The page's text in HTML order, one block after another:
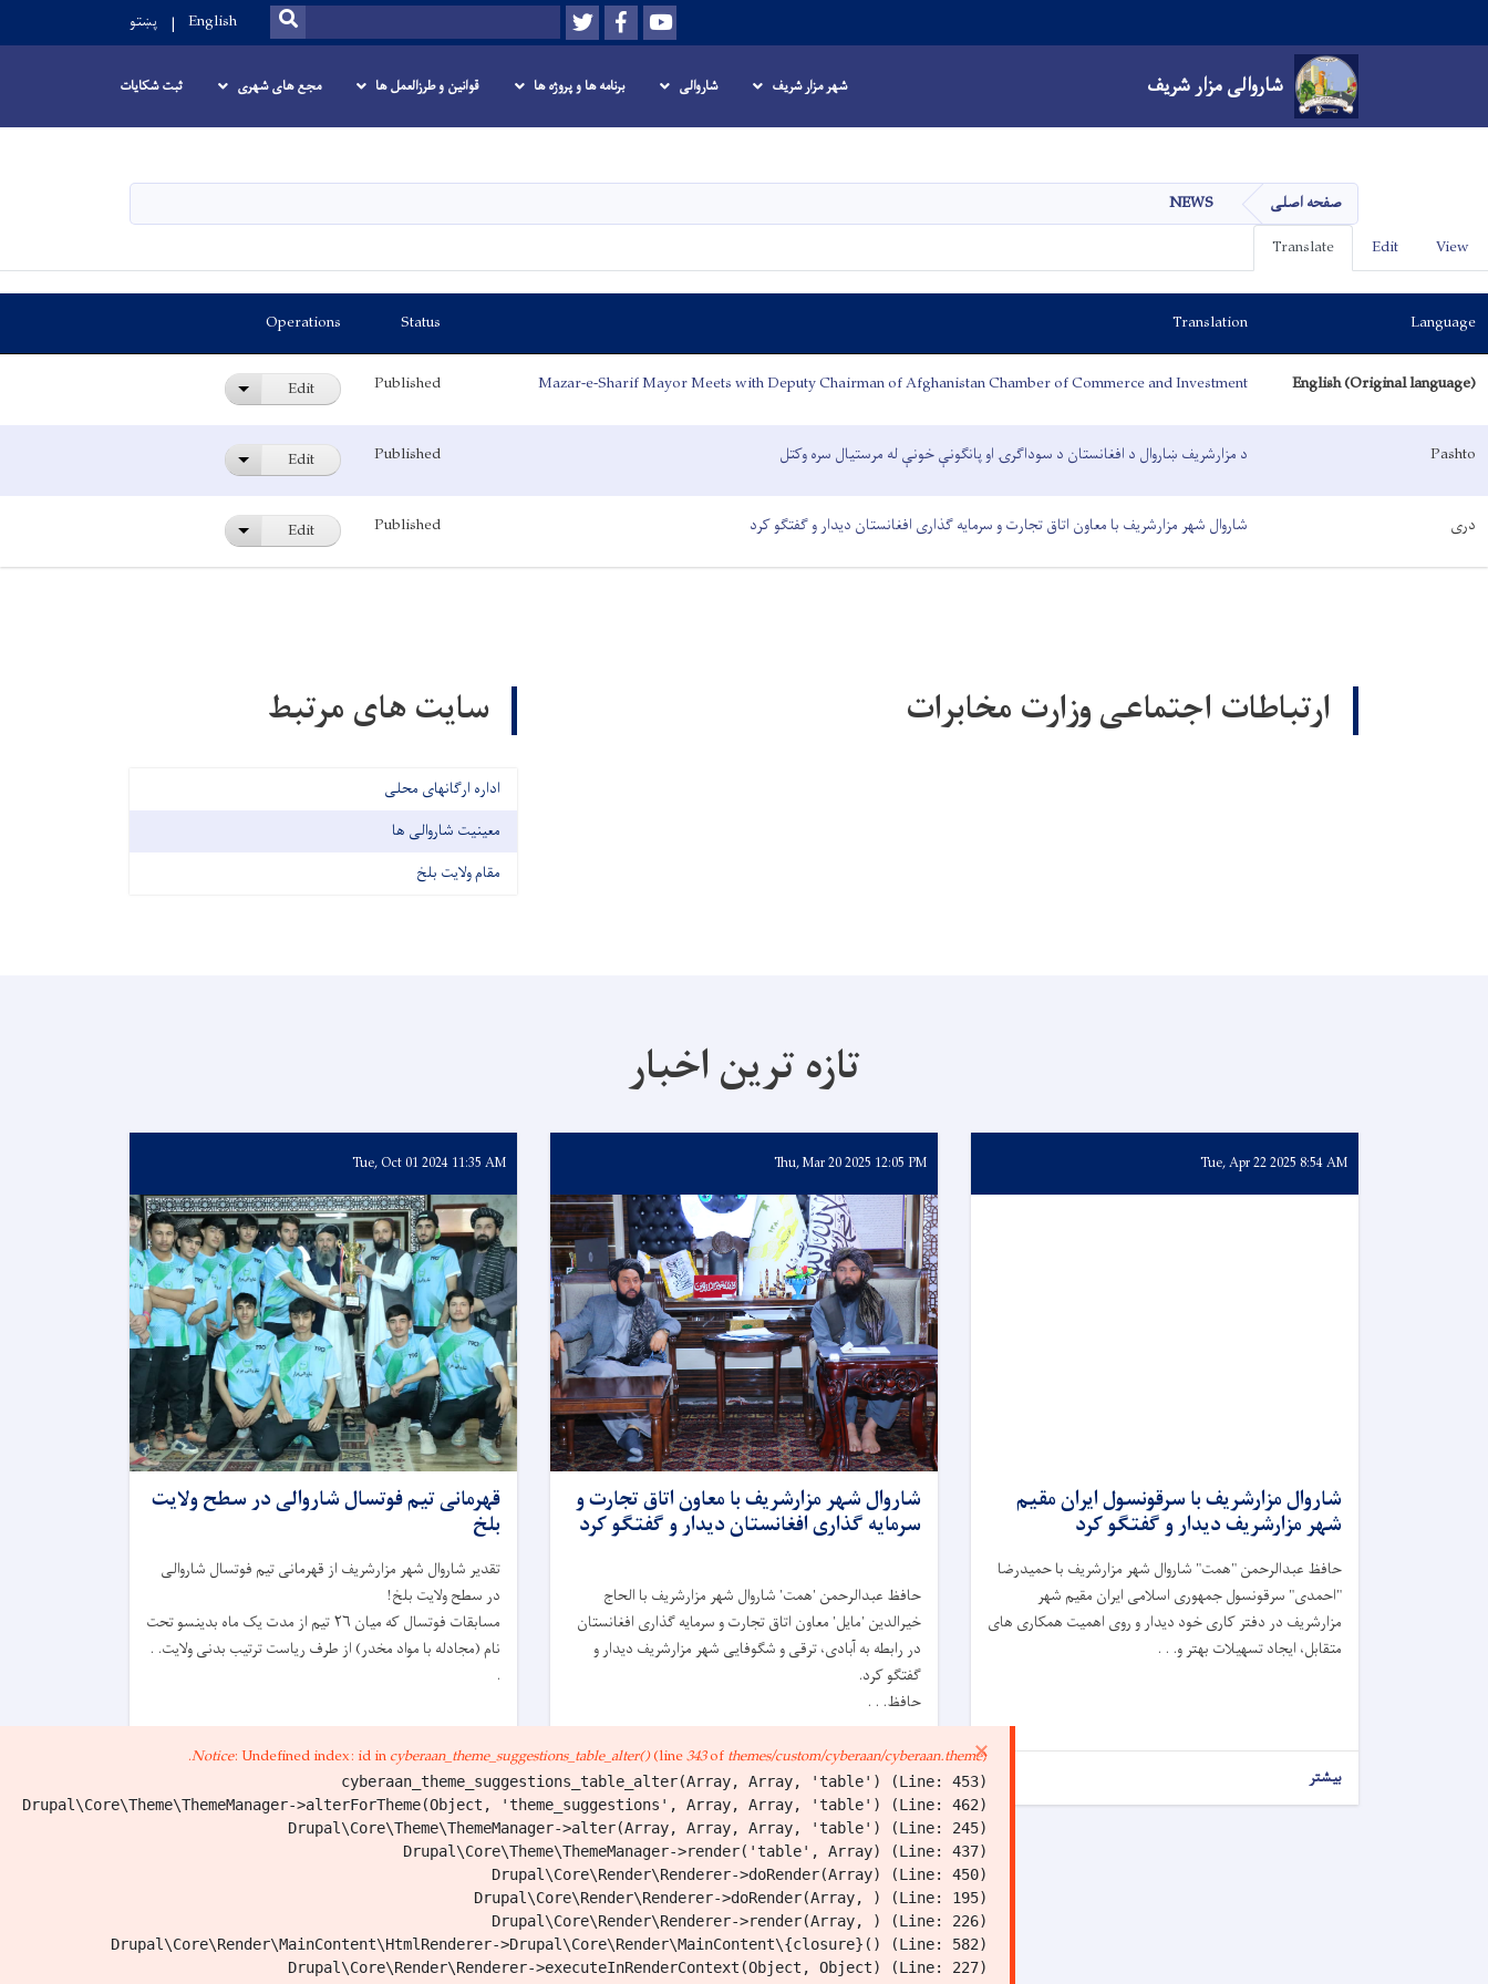
content
شاروالی مزار شریف
Youtube
Facebook
Twitter
Search
SEARCH
English پښتو
Main navigation
شاروالی مزار شریف شهر مزار شریف شاروالی برنامه ها و پروژه ها قوانین و طرزالعمل ها مجع های شهری ثبت شکایات
صفحه اصلی NEWS
×
Error
message
Notice: Undefined index: id incyberaan_theme_suggestions_table_alter()(line343ofthemes/custom/cyberaan/cyberaan.theme).
Primary
tabs
View
Edit
Translate
Language
Translation
Status
Operations
English (Original language)
Mazar-e-Sharif Mayor Meets with Deputy Chairman of Afghanistan Chamber of Commerce and Investment
Published
Edit
List additional actions
Pashto د مزارشریف ښاروال د افغانستان د سوداګرۍ او پانګونې خونې له مرستیال سره وکتل Published
Edit
List additional actions
دری شاروال شهر مزارشريف‌ با معاون اتاق تجارت و سرمایه گذاری افغانستان دیدار و گفتگو کرد Published
Edit
List additional actions
ارتباطات اجتماعی وزارت مخابرات سایت های مرتبط
اداره ارگانهای محلی
معینیت شاروالی ها
مقام ولایت بلخ
تازه ترین اخبار
Tue, Apr 22 2025 8:54 AM
شاروال مزارشريف با سرقونسول ایران مقیم
شهر مزارشريف دیدار و گفتگو کرد
حافظ عبدالرحمن "همت" شاروال شهر مزارشريف با حمیدرضا
"احمدی" سرقونسول جمهوری اسلامی ایران مقیم شهر
مزارشريف در دفتر کاری خود دیدار و روی اهمیت همکاری های
متقابل، ایجاد تسهیلات بهتر و. . .
بیشتر
Thu, Mar 20 2025 12:05 PM
شاروال شهر مزارشريف‌ با معاون اتاق تجارت و
سرمایه گذاری افغانستان دیدار و گفتگو کرد
حافظ عبدالرحمن 'همت' شاروال شهر مزارشريف با الحاج
خیرالدین 'مایل' معاون اتاق تجارت و سرمایه گذاری افغانستان
در رابطه به آبادی، ترقی و شگوفایی شهر مزارشریف دیدار و
گفتگو کرد.‏
‏حافظ. . .
بیشتر
Tue, Oct 01 2024 11:35 AM
قهرمانی تیم فوتسال شاروالی در سطح ولایت
بلخ
تقدیر شاروال شهر مزارشريف از قهرمانی تیم فوتسال شاروالی
در سطح ولایت بلخ!
مسابقات فوتسال که میان ۲۶ تیم از مدت یک ماه بدینسو تحت
نام (مجادله با مواد مخدر) از طرف ریاست ترتیب بدنی ولایت. .
.
بیشتر
BACK TO NEWS